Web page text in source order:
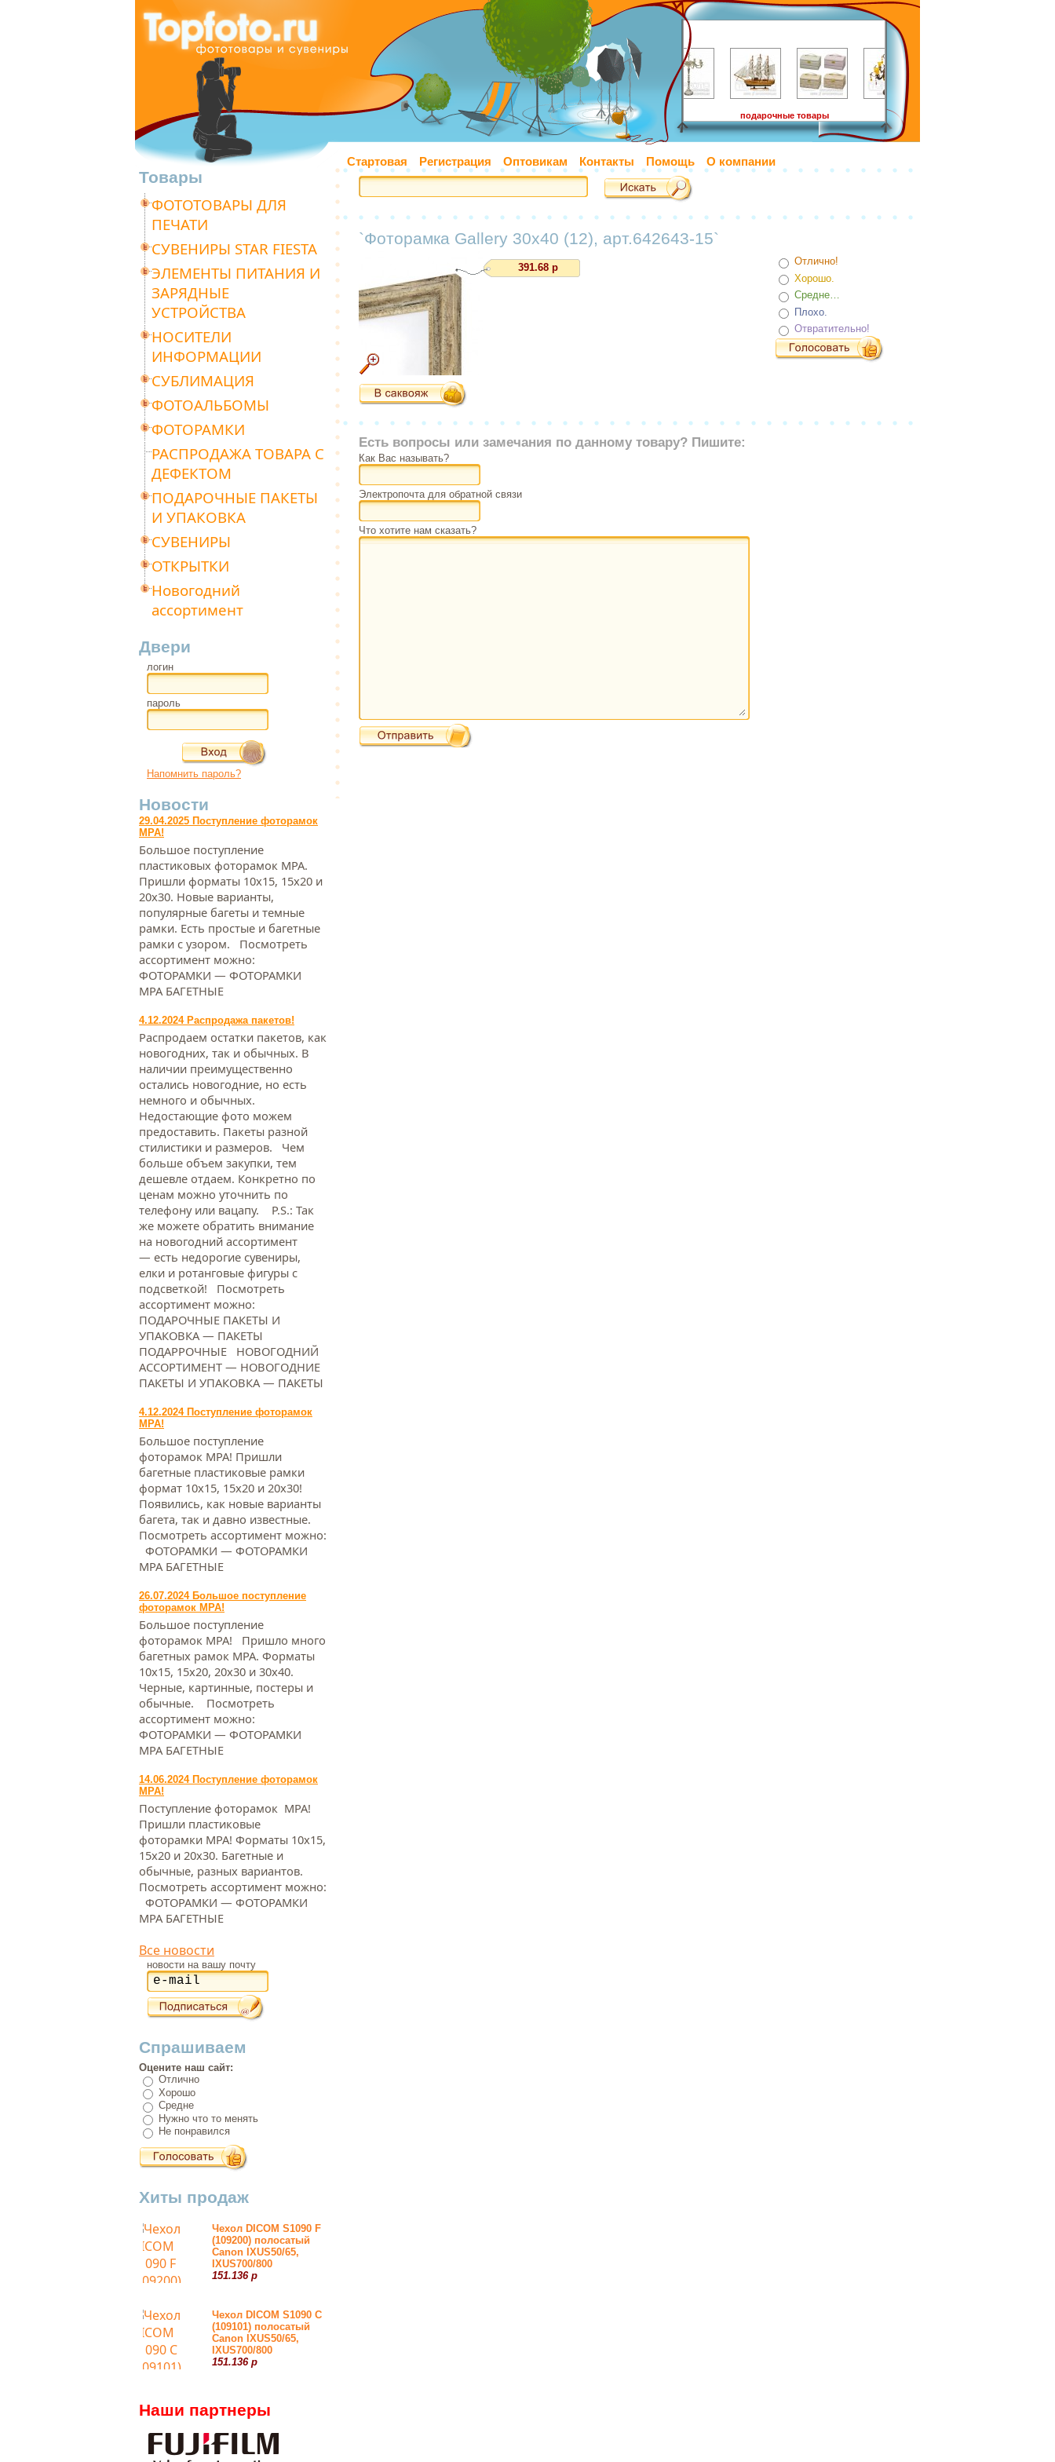
Стартовая Регистрация Оптовикам Контакты Помощь О компании
подарочные товары
Товары
ФОТОТОВАРЫ ДЛЯ
ПЕЧАТИ
СУВЕНИРЫ STAR FIESTA
ЭЛЕМЕНТЫ ПИТАНИЯ И
ЗАРЯДНЫЕ
УСТРОЙСТВА
НОСИТЕЛИ
ИНФОРМАЦИИ
СУБЛИМАЦИЯ
ФОТОАЛЬБОМЫ
ФОТОРАМКИ
РАСПРОДАЖА ТОВАРА С
ДЕФЕКТОМ
ПОДАРОЧНЫЕ ПАКЕТЫ
И УПАКОВКА
СУВЕНИРЫ
ОТКРЫТКИ
Новогодний
ассортимент
Двери
логин
пароль
Напомнить пароль?
Новости
29.04.2025 Поступление фоторамок
МРА!
Большое поступление
пластиковых фоторамок МРА.
Пришли форматы 10х15, 15х20 и
20х30. Новые варианты,
популярные багеты и темные
рамки. Есть простые и багетные
рамки с узором. Посмотреть
ассортимент можно:
ФОТОРАМКИ — ФОТОРАМКИ
МРА БАГЕТНЫЕ
4.12.2024 Распродажа пакетов!
Распродаем остатки пакетов, как
новогодних, так и обычных. В
наличии преимущественно
остались новогодние, но есть
немного и обычных.
Недостающие фото можем
предоставить. Пакеты разной
стилистики и размеров. Чем
больше объем закупки, тем
дешевле отдаем. Конкретно по
ценам можно уточнить по
телефону или вацапу. Р.S.: Так
же можете обратить внимание
на новогодний ассортимент
— есть недорогие сувениры,
елки и ротанговые фигуры с
подсветкой! Посмотреть
ассортимент можно:
ПОДАРОЧНЫЕ ПАКЕТЫ И
УПАКОВКА — ПАКЕТЫ
ПОДАРРОЧНЫЕ НОВОГОДНИЙ
АССОРТИМЕНТ — НОВОГОДНИЕ
ПАКЕТЫ И УПАКОВКА — ПАКЕТЫ
4.12.2024 Поступление фоторамок
МРА!
Большое поступление
фоторамок МРА! Пришли
багетные пластиковые рамки
формат 10х15, 15х20 и 20х30!
Появились, как новые варианты
багета, так и давно известные.
Посмотреть ассортимент можно:
ФОТОРАМКИ — ФОТОРАМКИ
МРА БАГЕТНЫЕ
26.07.2024 Большое поступление
фоторамок МРА!
Большое поступление
фоторамок МРА! Пришло много
багетных рамок МРА. Форматы
10х15, 15х20, 20х30 и 30х40.
Черные, картинные, постеры и
обычные. Посмотреть
ассортимент можно:
ФОТОРАМКИ — ФОТОРАМКИ
МРА БАГЕТНЫЕ
14.06.2024 Поступление фоторамок
МРА!
Поступление фоторамок МРА!
Пришли пластиковые
фоторамки МРА! Форматы 10х15,
15х20 и 20х30. Багетные и
обычные, разных вариантов.
Посмотреть ассортимент можно:
ФОТОРАМКИ — ФОТОРАМКИ
МРА БАГЕТНЫЕ
Все новости
новости на вашу почту
Спрашиваем
Оцените наш сайт:
Отлично
Хорошо
Средне
Нужно что то менять
Не понравился
Хиты продаж
Чехол DICOM S1090 F
(109200) полосатый
Canon IXUS50/65,
IXUS700/800
151.136 р
Чехол DICOM S1090 С
(109101) полосатый
Canon IXUS50/65,
IXUS700/800
151.136 р
Наши партнеры
`Фоторамка Gallery 30х40 (12), арт.642643-15`
391.68 р
Отлично!
Хорошо.
Средне…
Плохо.
Отвратительно!
Есть вопросы или замечания по данному товару? Пишите:
Как Вас называть?
Электропочта для обратной связи
Что хотите нам сказать?